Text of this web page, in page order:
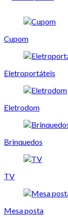
Cupom
Eletroportáteis
Eletrodom
Brinquedos
TV
Mesa posta